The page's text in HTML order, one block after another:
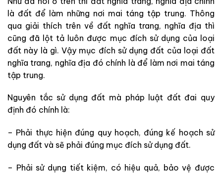
là đất để làm những nơi mai táng tập trung. Thông
qua giải thích trên về đất nghĩa trang, nghĩa địa thì
cũng đã lột tả luôn được mục đích sử dụng của loại
đất này là gì. Vậy mục đích sử dụng đất của loại đất
nghĩa trang, nghĩa địa đó chính là để làm nơi mai táng
tập trung.
Nguyên tắc sử dụng đất mà pháp luật đất đai quy
định đó chính là:
– Phải thực hiện đúng quy hoạch, đúng kế hoạch sử
dụng đất và sẽ phải đúng mục đích sử dụng đất.
– Phải sử dụng tiết kiệm, có hiệu quả, bảo vệ được